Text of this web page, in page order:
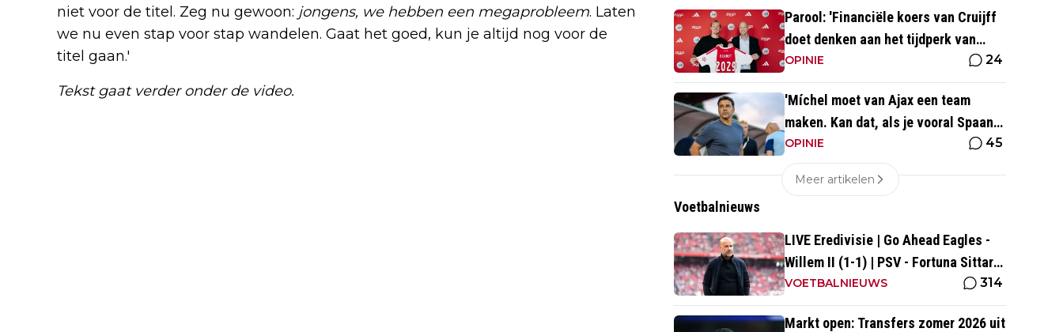
niet voor de titel. Zeg nu gewoon: jongens, we hebben een megaprobleem. Laten
we nu even stap voor stap wandelen. Gaat het goed, kun je altijd nog voor de
titel gaan.'
Tekst gaat verder onder de video.
Parool: 'Financiële koers van Cruijff
doet denken aan het tijdperk van
Overmars'
OPINIE 24
'Míchel moet van Ajax een team
maken. Kan dat, als je vooral Spaans
spreekt?'
OPINIE 45
Meer artikelen
Voetbalnieuws
LIVE Eredivisie | Go Ahead Eagles -
Willem II (1-1) | PSV - Fortuna Sittard
(0-0)
VOETBALNIEUWS 314
Markt open: Transfers zomer 2026 uit